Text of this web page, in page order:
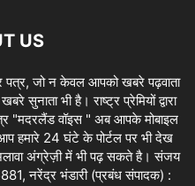
US
पत्र, जो न केवल आपको खबरे पढ़वाता
सुनाता भी है। राष्ट्र प्रेमियों द्वारा
"मदरलैंड वॉइस " अब आपके मोबाइल
हमारे 24 घंटे के पोर्टल पर भी देख
अंग्रेज़ी में भी पढ़ सकते है। संजय
नरेंद्र भंडारी (प्रबंध संपादक) :